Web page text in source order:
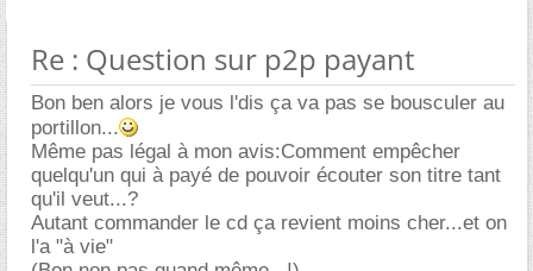
Re : Question sur p2p payant
Bon ben alors je vous l'dis ça va pas se bousculer au
portillon...
Même pas légal à mon avis:Comment empêcher
quelqu'un qui à payé de pouvoir écouter son titre tant
qu'il veut...?
Autant commander le cd ça revient moins cher...et on
l'a "à vie"